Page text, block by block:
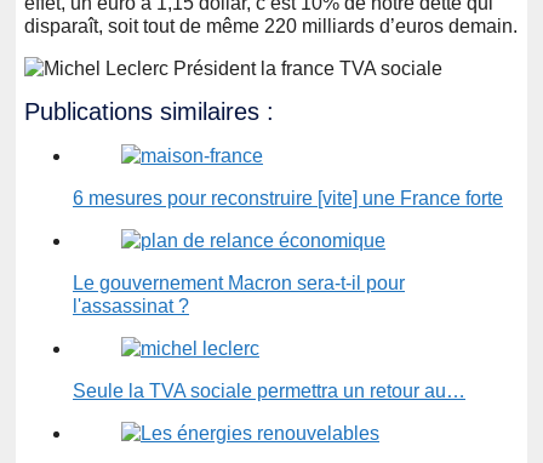
disparaît, soit tout de même 220 milliards d’euros demain.
Publications similaires :
6 mesures pour reconstruire [vite] une France forte
Le gouvernement Macron sera-t-il pour
l'assassinat ?
Seule la TVA sociale permettra un retour au…